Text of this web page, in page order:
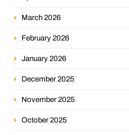
March 2026
February 2026
January 2026
December 2025
November 2025
October 2025